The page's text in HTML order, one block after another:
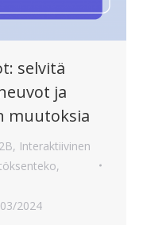
selvitä
ja
muutoksia
, Interaktiivinen
,
2024